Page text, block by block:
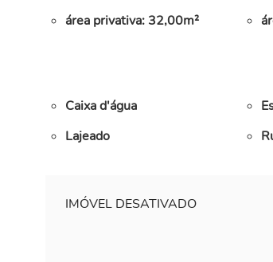
área privativa: 32,00m²
Caixa d'água
Lajeado
IMÓVEL DESATIVADO